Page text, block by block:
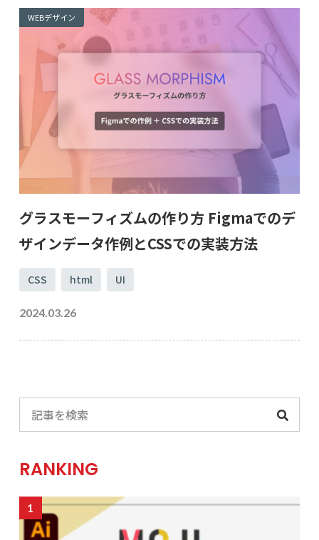
WEBデザイン
グラスモーフィズムの作り方 Figmaでのデ
ザインデータ作例とCSSでの実装方法
CSS html UI
2024.03.26
RANKING